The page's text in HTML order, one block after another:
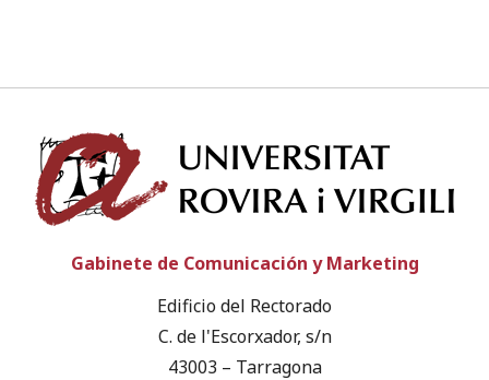
Gabinete de Comunicación y Marketing
Edificio del Rectorado
C. de l'Escorxador, s/n
43003 – Tarragona